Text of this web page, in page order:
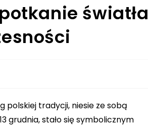
światła
polskiej tradycji, niesie ze sobą
grudnia, stało się symbolicznym